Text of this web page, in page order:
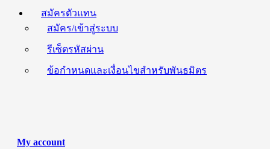
สมัครตัวแทน
สมัคร/เข้าสู่ระบบ
รีเซ็ตรหัสผ่าน
ข้อกำหนดและเงื่อนไขสำหรับพันธมิตร
My account